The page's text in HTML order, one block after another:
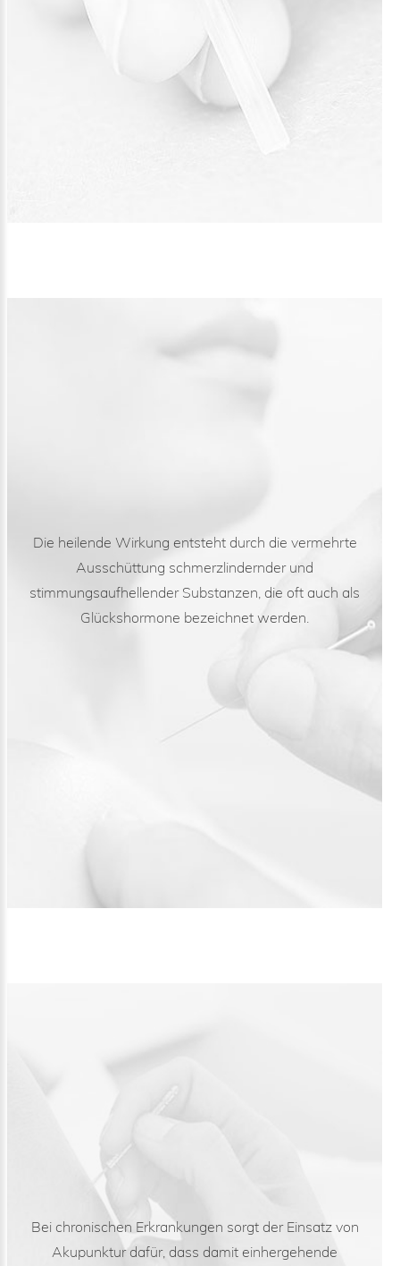
Die heilende Wirkung entsteht durch die vermehrte
Ausschüttung schmerzlindernder und
stimmungsaufhellender Substanzen, die oft auch als
Glückshormone bezeichnet werden.
Bei chronischen Erkrankungen sorgt der Einsatz von
Akupunktur dafür, dass damit einhergehende